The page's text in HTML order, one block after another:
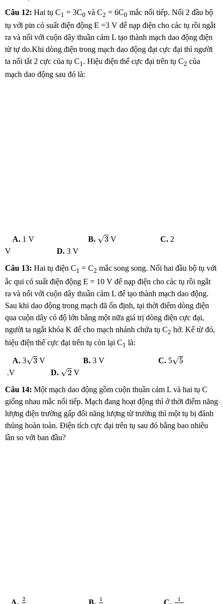
Câu 12: Hai tụ C1 = 3C0 và C2 = 6C0 mắc nối tiếp. Nối 2 đầu bộ
tụ với pin có suất điện động E =3 V để nạp điện cho các tụ rồi ngắt
ra và nối với cuộn dây thuần cảm L tạo thành mạch dao động điện
từ tự do.Khi dòng điện trong mạch dao động đạt cực đại thì người
ta nối tắt 2 cực của tụ C1. Hiệu điện thế cực đại trên tụ C2 của
mạch dao động sau đó là:
A. 1 V B. √3 V C. 2
V
D. 3 V
Câu 13: Hai tụ điện C1 = C2 mắc song song. Nối hai đầu bộ tụ với
ắc qui có suất điện động E = 10 V để nạp điện cho các tụ rồi ngắt
ra và nối với cuộn dây thuần cảm L để tạo thành mạch dao động.
Sau khi dao động trong mạch đã ổn định, tại thời điểm dòng điện
qua cuộn dây có độ lớn bằng một nữa giá trị dòng điện cực đại,
người ta ngắt khóa K để cho mạch nhánh chứa tụ C2 hở. Kể từ đó,
hiệu điện thế cực đại trên tụ còn lại C1 là:
A. 3√3 V B. 3 V C. 5√5
.V D. √2 V
Câu 14: Một mạch dao động gồm cuộn thuần cảm L và hai tụ C
giống nhau mắc nối tiếp. Mạch đang hoạt động thì ở thời điểm năng
lượng điện trường gấp đôi năng lượng từ trường thì một tụ bị đánh
thủng hoàn toàn. Điện tích cực đại trên tụ sau đó bằng bao nhiêu
lần so với ban đầu?
A.
2
23
B.
1
1
C. 1
3